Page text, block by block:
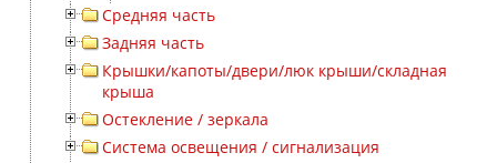
Средняя часть
Задняя часть
Крышки/капоты/двери/люк крыши/складная
крыша
Остекление / зеркала
Система освещения / сигнализация